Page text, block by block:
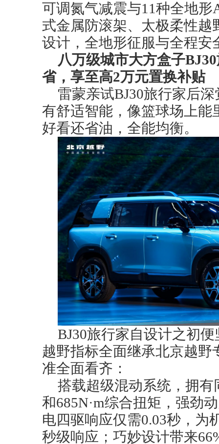
可调氮气减震与11种全地
式金属防滚架、太极柔性
设计，全地形征服与全程安
八万级城市大方盒子
省， 享至高2万元置换补贴
雷蒙亲试BJ30旅行家后
有舒适智能，像篮球场上
好看还省油，全能均衡。
BJ30旅行家自设计之初
越野指标全面继承北京越
准全面看齐：
搭载超级混动系统，拥
和685N·m综合扭矩，强劲
电四驱响应仅需0.03秒，为
秒级响应；巧妙设计带来